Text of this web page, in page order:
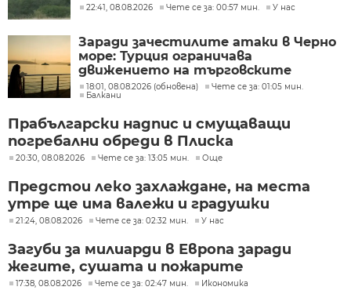
22:41, 08.08.2026 Чете се за: 00:57 мин. У нас
Заради зачестилите атаки в Черно
море: Турция ограничава
движението на търговските
кораби
18:01, 08.08.2026 (обновена)
Чете се за: 01:05 мин.
Балкани
Прабългарски надпис и смущаващи
погребални обреди в Плиска
20:30, 08.08.2026 Чете се за: 13:05 мин. Още
Предстои леко захлаждане, на места
утре ще има валежи и градушки
21:24, 08.08.2026 Чете се за: 02:32 мин. У нас
Загуби за милиарди в Европа заради
жегите, сушата и пожарите
17:38, 08.08.2026 Чете се за: 02:47 мин. Икономика